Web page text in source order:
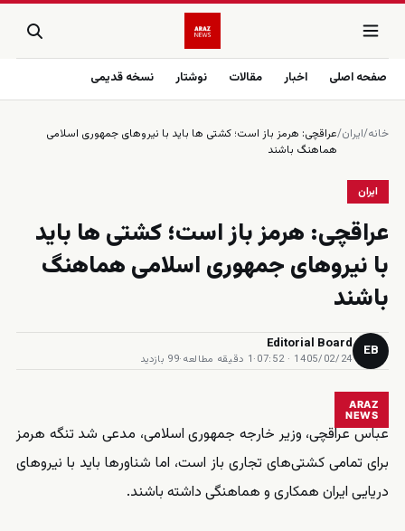
صفحه اصلی اخبار مقالات نوشتار نسخه قدیمی
خانه/ایران/عراقچی: هرمز باز است؛ كشتى ها بايد با نيروهاى جمهورى اسلامى
هماهنگ باشند
ایران
عراقچی: هرمز باز است؛ كشتى ها بايد
با نيروهاى جمهورى اسلامى هماهنگ
باشند
EB
Editorial Board
1405/02/24 · 07:52
·1 دقیقه مطالعه ·99 بازدید
ARAZ
NEWS
عباس عراقچی، وزیر خارجه جمهوری اسلامی، مدعی شد تنگه هرمز
برای تمامی کشتی‌های تجاری باز است، اما شناورها باید با نیروهای
دریایی ایران همکاری و هماهنگی داشته باشند.